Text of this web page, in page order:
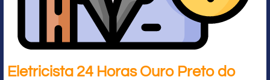
Eletricista 24 Horas Ouro Preto do